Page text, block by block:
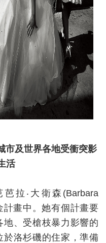
市及世界各地受衝突影
活
拉‧大衛森(Barbara
計畫中。她有個計畫要
、受槍枝暴力影響的
洛杉磯的住家，準備